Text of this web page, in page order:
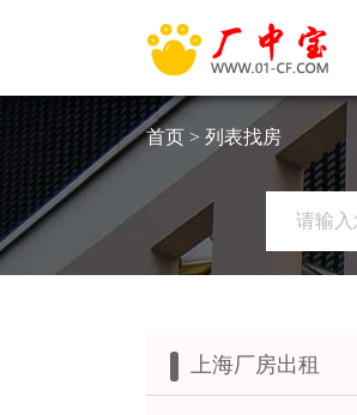
首页 > 列表找房
上海厂房出租